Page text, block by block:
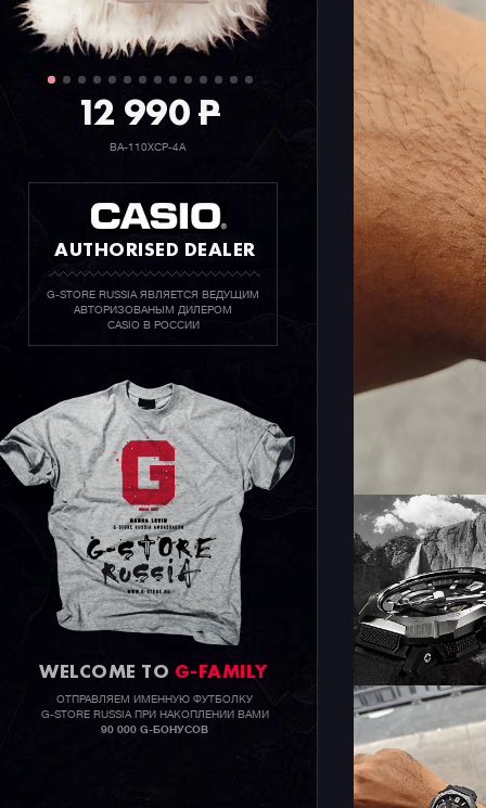
12 990P
BA-110XCP-4A
AUTHORISED DEALER
G-STORE RUSSIA ЯВЛЯЕТСЯ ВЕДУЩИМ
АВТОРИЗОВАНЫМ ДИЛЕРОМ
CASIO В РОССИИ
WELCOME TO G-FAMILY
ОТПРАВЛЯЕМ ИМЕННУЮ ФУТБОЛКУ
G-STORE RUSSIA ПРИ НАКОПЛЕНИИ ВАМИ
90 000 G-БОНУСОВ
заранее
подходят
в
любимые
взгляды
SMART
защелки.